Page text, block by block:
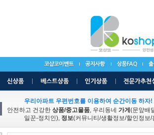
우리아파트 우편번호를 이용하여 순간이동 하
안전하고 건강한 상품/중고물품, 우리동네 가게 (문앞배
일꾼-정치인), 정보(커뮤니티/생활정보/할인정보